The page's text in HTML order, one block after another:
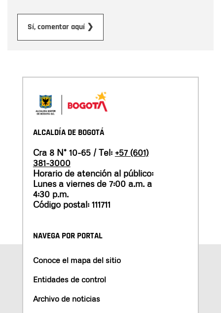
Sí, comentar aquí ❯
ALCALDÍA DE BOGOTÁ
Cra 8 N° 10-65 / Tel: +57 (601)
381-3000
Horario de atención al público:
Lunes a viernes de 7:00 a.m. a
4:30 p.m.
Código postal: 111711
NAVEGA POR PORTAL
Conoce el mapa del sitio
Entidades de control
Archivo de noticias